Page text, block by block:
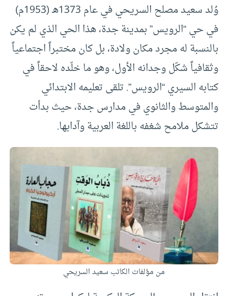
وُلد سعيد مصلح السريحي في عام 1373هـ (1953م)
في حي “الرويس” بمدينة جدة، هذا الحي الذي لم يكن
بالنسبة له مجرد مكان ولادة، بل كان مختبراً اجتماعياً
وثقافياً شكّل وجدانه الأول، وهو ما خلّده لاحقاً في
كتابه السيري “الرويس”. تلقى تعليمه الابتدائي
والمتوسط والثانوي في مدارس جدة، حيث بدأت
تتشكل ملامح شغفه باللغة العربية وآدابها.
من مؤلفات الكاتب سعيد السريحي